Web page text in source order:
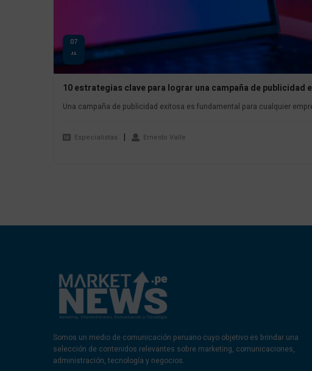
07
JUL
10 estrategias clave para lograr una campaña de publicidad
Una campaña de publicidad exitosa es fundamental para cualquier
Especialistas Ernesto Valle
Somos un medio de comunicación peruano cuyo objetivo es brindar una
selección de contenidos relevantes sobre marketing, comunicaciones,
administración, tecnología y negocios.